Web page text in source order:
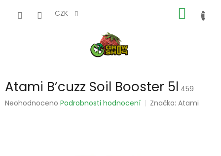
CZK
KOŠÍK
Atami B’cuzz Soil Booster 5l 459
Průměrné
Neohodnoceno Podrobnosti hodnocení Značka:Atami